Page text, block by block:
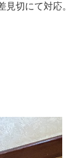
切にて対応。